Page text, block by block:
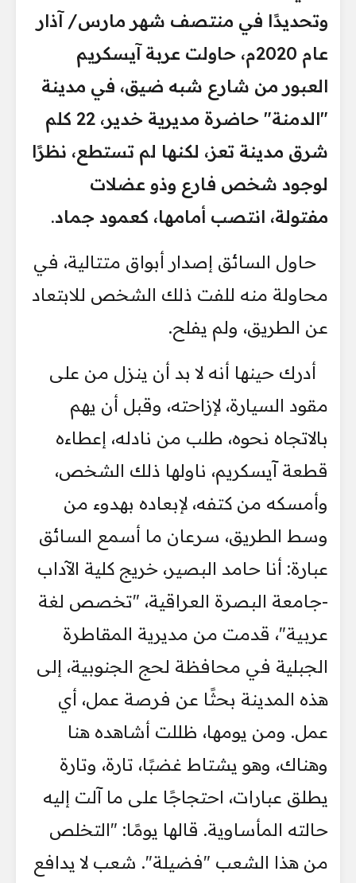
وتحديدًا في منتصف شهر مارس/ آذار
عام 2020م، حاولت عربة آيسكريم
العبور من شارع شبه ضيق، في مدينة
"الدمنة" حاضرة مديرية خدير، 22 كلم
شرق مدينة تعز، لكنها لم تستطع، نظرًا
لوجود شخص فارع وذو عضلات
مفتولة، انتصب أمامها، كعمود جماد.
حاول السائق إصدار أبواق متتالية، في
محاولة منه للفت ذلك الشخص للابتعاد
عن الطريق، ولم يفلح.
أدرك حينها أنه لا بد أن ينزل من على
مقود السيارة، لإزاحته، وقبل أن يهم
بالاتجاه نحوه، طلب من نادله، إعطاءه
قطعة آيسكريم، ناولها ذلك الشخص،
وأمسكه من كتفه، لإبعاده بهدوء من
وسط الطريق، سرعان ما أسمع السائق
عبارة: أنا حامد البصير، خريج كلية الآداب
-جامعة البصرة العراقية، "تخصص لغة
عربية"، قدمت من مديرية المقاطرة
الجبلية في محافظة لحج الجنوبية، إلى
هذه المدينة بحثًا عن فرصة عمل، أي
عمل. ومن يومها، ظللت أشاهده هنا
وهناك، وهو يشتاط غضبًا، تارة، وتارة
يطلق عبارات، احتجاجًا على ما آلت إليه
حالته المأساوية. قالها يومًا: "التخلص
من هذا الشعب "فضيلة". شعب لا يدافع